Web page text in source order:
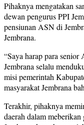
Pihaknya mengatakan
dewan pengurus PPI
pensiunan ASN di
Jembrana.
“Saya harap para
Jembrana selalu
misi pemerintah
masyarakat Jembrana
Terakhir, pihaknya
daerah dalam